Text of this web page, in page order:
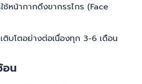
หน้ากากดึงขากรรไกร (Face
ติบโตอย่างต่อเนื่องทุก 3-6 เดือน
น